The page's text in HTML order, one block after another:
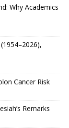
Why Academics
Cancer Risk
Remarks